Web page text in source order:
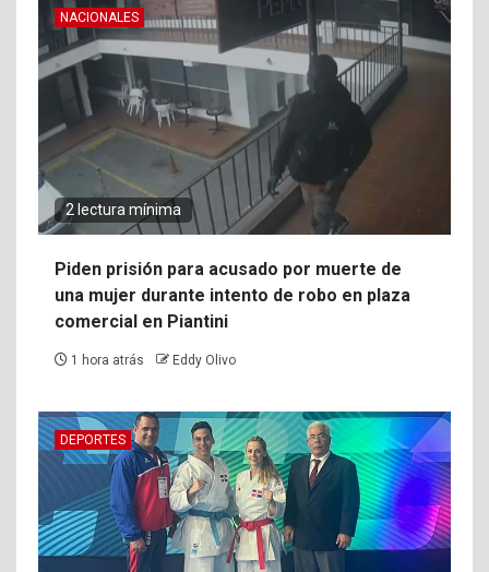
NACIONALES
2 lectura mínima
Piden prisión para acusado por muerte de
una mujer durante intento de robo en plaza
comercial en Piantini
1 hora atrás Eddy Olivo
DEPORTES